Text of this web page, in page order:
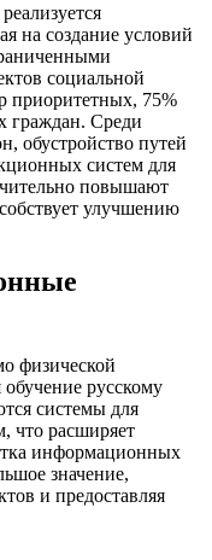
на создание условий
социальной
приоритетных, 75%
граждан. Среди
обустройство путей
систем для
повышают
улучшению
физической
русскому
системы для
что расширяет
информационных
значение,
и предоставляя